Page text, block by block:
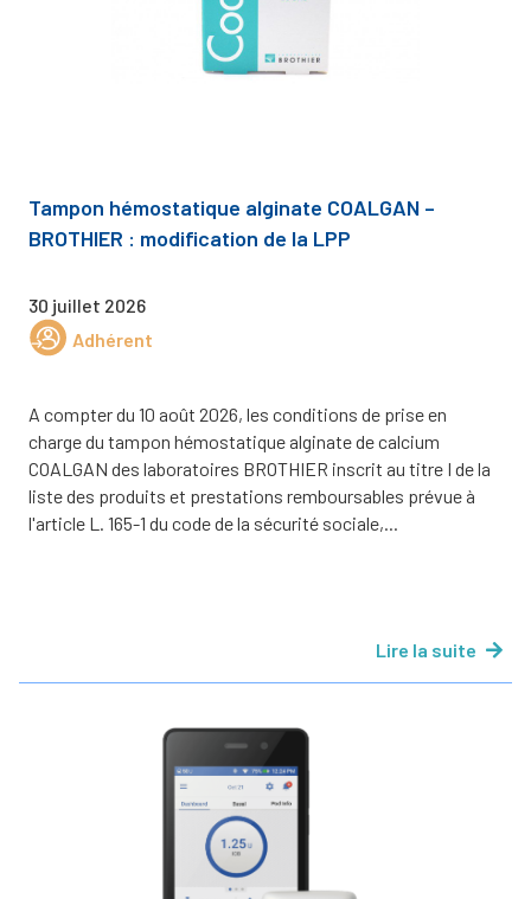
Tampon hémostatique alginate COALGAN –
BROTHIER : modification de la LPP
30 juillet 2026
Adhérent
A compter du 10 août 2026, les conditions de prise en
charge du tampon hémostatique alginate de calcium
COALGAN des laboratoires BROTHIER inscrit au titre I de la
liste des produits et prestations remboursables prévue à
l'article L. 165-1 du code de la sécurité sociale,...
Lire la suite